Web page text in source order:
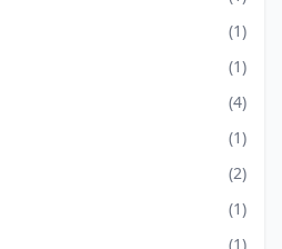
(1)
(1)
(4)
(1)
(2)
(1)
(1)